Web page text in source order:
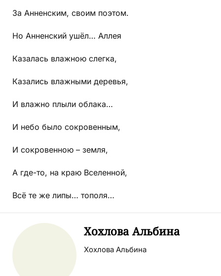
За Анненским, своим поэтом.
Но Анненский ушёл… Аллея
Казалась влажною слегка,
Казались влажными деревья,
И влажно плыли облака…
И небо было сокровенным,
И сокровенною – земля,
А где-то, на краю Вселенной,
Всё те же липы… тополя…
Хохлова Альбина
Хохлова Альбина